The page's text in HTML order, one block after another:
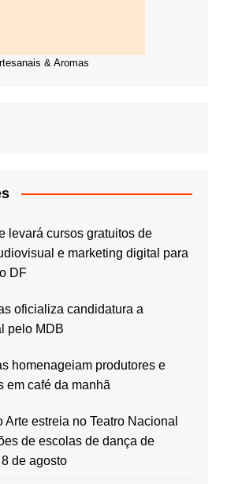
& Aromas
levará cursos gratuitos de
e marketing digital para
DF
oficializa candidatura a
pelo MDB
homenageiam produtores e
em café da manhã
Arte estreia no Teatro Nacional
de escolas de dança de
de agosto